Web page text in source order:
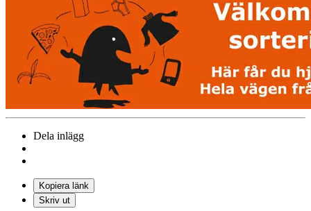
Dela inlägg
Kopiera länk
Skriv ut